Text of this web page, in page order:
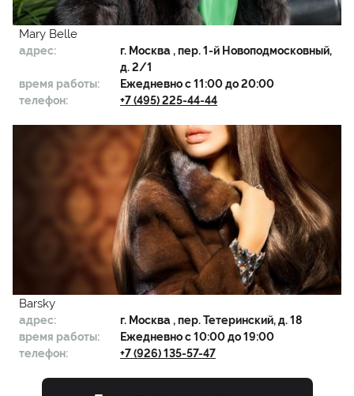
Mary Belle
адрес: г. Москва , пер. 1-й Новоподмосковный,
д. 2/1
время работы:
Ежедневно с 11:00 до 20:00
телефон:
+7 (495) 225-44-44
Barsky
адрес: г. Москва , пер. Тетеринский, д. 18
время работы:
Ежедневно с 10:00 до 19:00
телефон:
+7 (926) 135-57-47